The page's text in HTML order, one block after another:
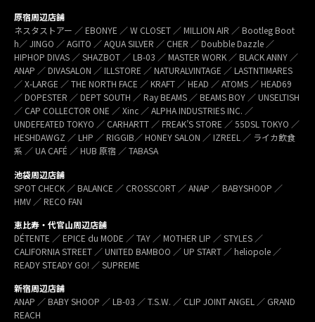
原宿周辺店舗
ネスタストアー ／ EBONYE ／ W CLOSET ／ MILLION AIR ／ Bootleg Boot
h／ JINGO ／ AGITO ／ AQUA SILVER ／ CHER ／ Doubble Dazzle ／
HIPHOP DIVAS ／ SHAZBOT ／ LB-03 ／ MASTER WORK ／ BLACK ANNY ／
ANAP ／ DIVASALON ／ ILLSTORE ／ NATURALVINTAGE ／ LASTNTIMARES
／ X-LARGE ／ THE NORTH FACE ／ KRAFT ／ HEAD ／ ATOMS ／ HEAD69
／ DOPESTER ／ DEPT SOUTH ／ Ray BEAMS ／ BEAMS BOY ／ UNSELTISH
／ CAP COLLECTOR ONE ／ Xinc ／ ALPHA INDUSTRIES INC. ／
UNDEFEATED TOKYO ／ CARHARTT ／ FREAK’S STORE ／ 55DSL TOKYO ／
HESHDAWGZ ／ LHP ／ RIGGIB／ HONEY SALON ／ IZREEL ／ ライカ飲食
系 ／ UA CAFÉ ／ HUB 原宿 ／ TABASA
池袋周辺店舗
SPOT CHECK ／ BALANCE ／ CROSSCORT ／ ANAP ／ BABYSHOOP ／
HMV ／ RECO FAN
恵比寿・代官山周辺店舗
DÉTENTE ／ EPICE du MODE ／ TAY ／ MOTHER LIP ／ STYLES ／
CALIFORNIA STREET ／ UNITED BAMBOO ／ UP START ／ heliopole ／
READY STEADY GO! ／ SUPREME
新宿周辺店舗
ANAP ／ BABY SHOOP ／ LB-03 ／ T.S.W. ／ CLIP JOINT ANGEL ／ GRAND
REACH